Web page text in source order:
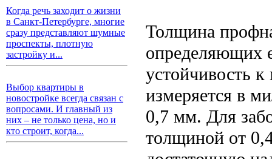
Когда речь заходит о жизни
в Санкт-Петербурге, многие
сразу представляют шумные
проспекты, плотную
застройку и...
Выбор квартиры в
новостройке всегда связан с
вопросами. И главный из
них – не только цена, но и
кто строит, когда...
Толщина
определяющих
устойчивость
измеряется в
0,7 мм. Для
толщиной от